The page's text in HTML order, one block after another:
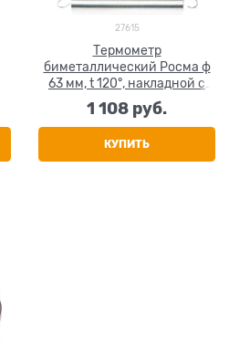
27615
Термометр
биметаллический Росма ф
63 мм, t 120°, накладной с
пружиной
1 108 руб.
КУПИТЬ